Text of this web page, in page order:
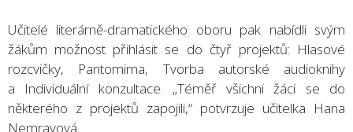
Učitelé literárně-dramatického oboru pak nabídli svým
žákům možnost přihlásit se do čtyř projektů: Hlasové
rozcvičky, Pantomima, Tvorba autorské audioknihy
a Individuální konzultace. „Téměř všichni žáci se do
některého z projektů zapojili,“ potvrzuje učitelka Hana
Nemravová.